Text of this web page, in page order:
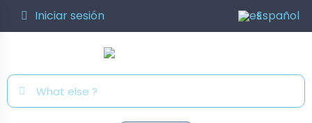
Iniciar sesión Español